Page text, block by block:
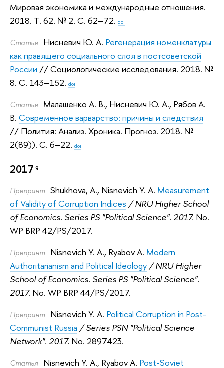
Мировая экономика и международные отношения.
2018. Т. 62. № 2. С. 62–72. doi
Статья Нисневич Ю. А. Регенерация номенклатуры
как правящего социального слоя в постсоветской
России // Социологические исследования. 2018. №
8. С. 143–152. doi
Статья Малашенко А. В., Нисневич Ю. А., Рябов А.
В. Современное варварство: причины и следствия
// Полития: Анализ. Хроника. Прогноз. 2018. №
2(89)). С. 6–22. doi
2017 9
Препринт Shukhova, A., Nisnevich Y. A. Measurement
of Validity of Corruption Indices / NRU Higher School
of Economics. Series PS "Political Science". 2017. No.
WP BRP 42/PS/2017.
Препринт Nisnevich Y. A., Ryabov A. Modern
Authoritarianism and Political Ideology / NRU Higher
School of Economics. Series PS "Political Science".
2017. No. WP BRP 44/PS/2017.
Препринт Nisnevich Y. A. Political Corruption in Post-
Communist Russia / Series PSN "Political Science
Network". 2017. No. 2897423.
Статья Nisnevich Y. A., Ryabov A. Post-Soviet